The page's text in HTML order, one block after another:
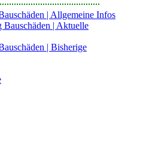
| Allgemeine Infos
| Aktuelle
| Bisherige